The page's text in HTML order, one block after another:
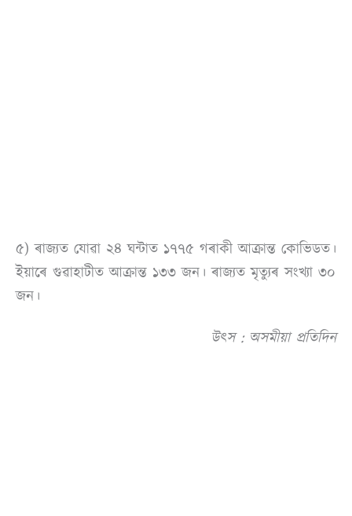
৫) ৰাজ্যত যোৱা ২৪ ঘন্টাত ১৭৭৫ গৰাকী আক্ৰান্ত কোভিডত।
ইয়াৰে গুৱাহাটীত আক্ৰান্ত ১৩৩ জন। ৰাজ্যত মৃত্যুৰ সংখ্যা ৩০
জন।
উৎস : অসমীয়া প্ৰতিদিন